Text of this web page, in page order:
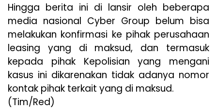
Hingga berita ini di lansir oleh beberapa
media nasional Cyber Group belum bisa
melakukan konfirmasi ke pihak perusahaan
leasing yang di maksud, dan termasuk
kepada pihak Kepolisian yang mengani
kasus ini dikarenakan tidak adanya nomor
kontak pihak terkait yang di maksud.
(Tim/Red)